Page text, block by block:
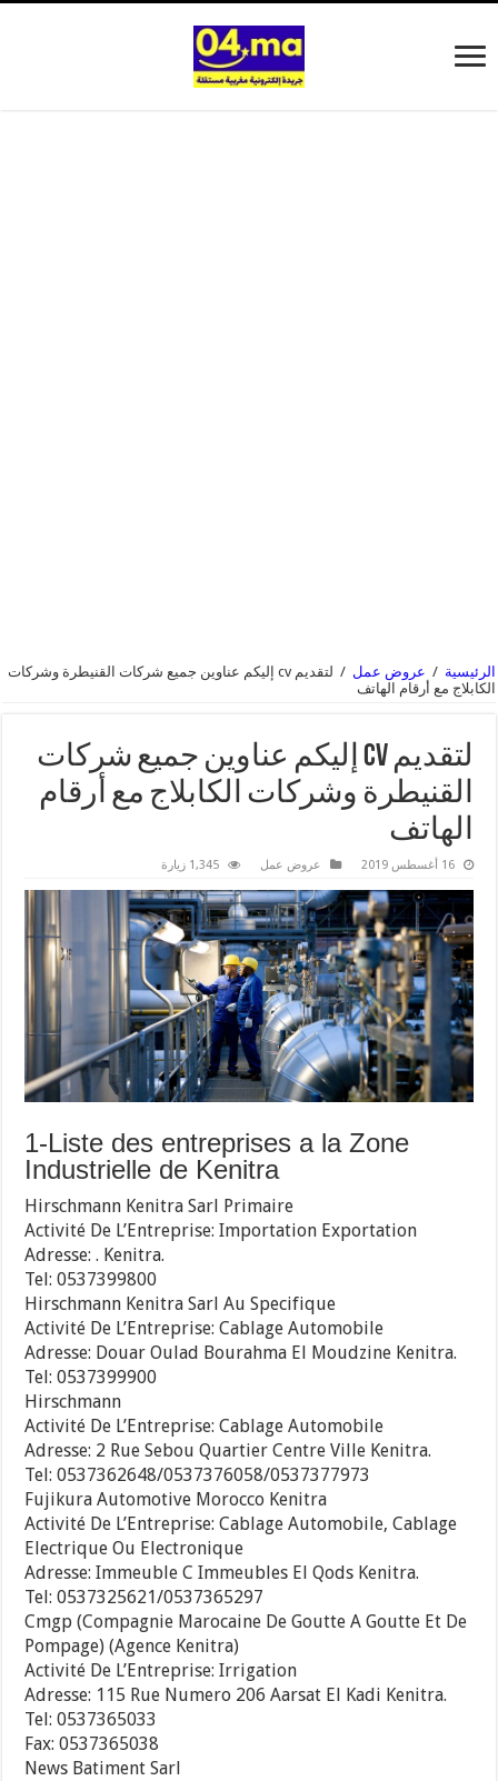
الرئيسية / عروض عمل /
لتقديم cv إليكم عناوين جميع شركات القنيطرة وشركات
الكابلاج مع أرقام الهاتف
لتقديم cv إليكم عناوين جميع شركات
القنيطرة وشركات الكابلاج مع أرقام
الهاتف
16 أغسطس 2019 عروض عمل 1,345 زيارة
1-Liste des entreprises a la Zone
Industrielle de Kenitra
Hirschmann Kenitra Sarl Primaire
Activité De L’Entreprise: Importation Exportation
Adresse: . Kenitra.
Tel: 0537399800
Hirschmann Kenitra Sarl Au Specifique
Activité De L’Entreprise: Cablage Automobile
Adresse: Douar Oulad Bourahma El Moudzine Kenitra.
Tel: 0537399900
Hirschmann
Activité De L’Entreprise: Cablage Automobile
Adresse: 2 Rue Sebou Quartier Centre Ville Kenitra.
Tel: 0537362648/0537376058/0537377973
Fujikura Automotive Morocco Kenitra
Activité De L’Entreprise: Cablage Automobile, Cablage
Electrique Ou Electronique
Adresse: Immeuble C Immeubles El Qods Kenitra.
Tel: 0537325621/0537365297
Cmgp (Compagnie Marocaine De Goutte A Goutte Et De
Pompage) (Agence Kenitra)
Activité De L’Entreprise: Irrigation
Adresse: 115 Rue Numero 206 Aarsat El Kadi Kenitra.
Tel: 0537365033
Fax: 0537365038
News Batiment Sarl